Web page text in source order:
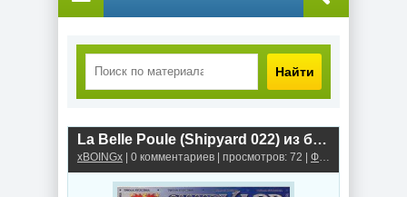
width="320"
Найти
La Belle Poule (Shipyard 022) из бумаги
xBOINGx | 0 комментариев | просмотров: 72 | Фрегат из бумаги